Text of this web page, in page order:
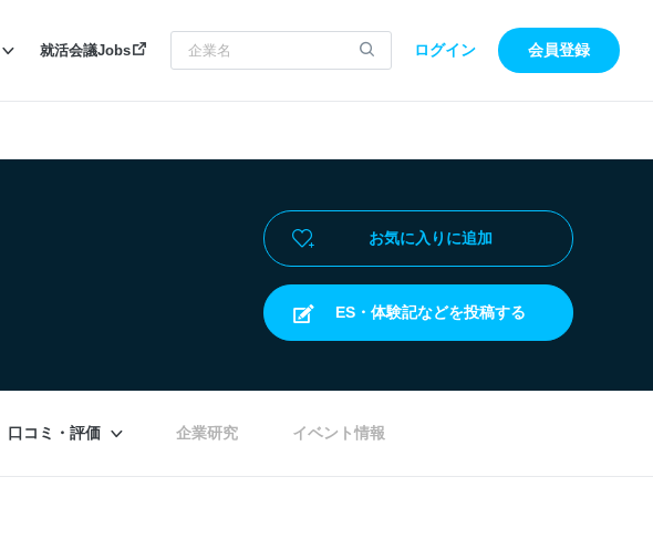
就活会議Jobs ログイン 会員登録
お気に入りに追加
ES・体験記などを投稿する
口コミ・評価 企業研究 イベント情報